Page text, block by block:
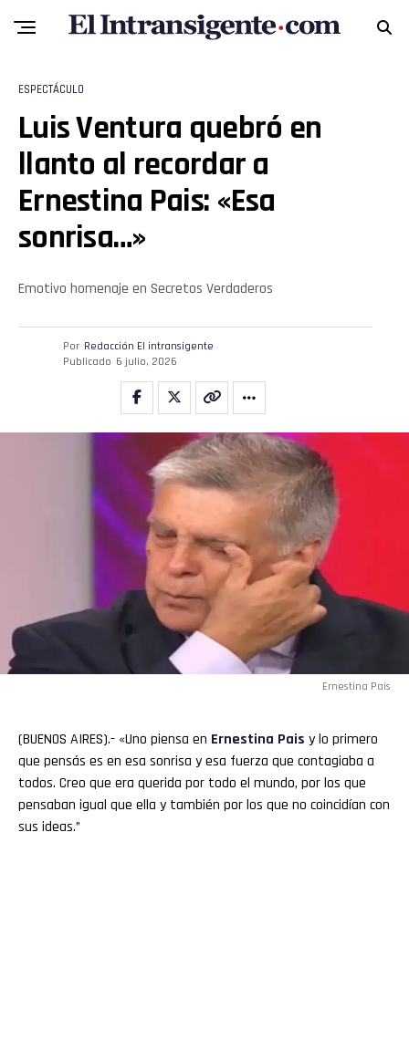
ESPECTÁCULO
Luis Ventura quebró en
llanto al recordar a
Ernestina Pais: «Esa
sonrisa…»
Emotivo homenaje en Secretos Verdaderos
Por Redacción El intransigente
Publicado 6 julio, 2026
Ernestina Pais
(BUENOS AIRES).- «Uno piensa en Ernestina Pais y lo primero
que pensás es en esa sonrisa y esa fuerza que contagiaba a
todos. Creo que era querida por todo el mundo, por los que
pensaban igual que ella y también por los que no coincidían con
sus ideas.”
Flipboard
Whatsapp
Email